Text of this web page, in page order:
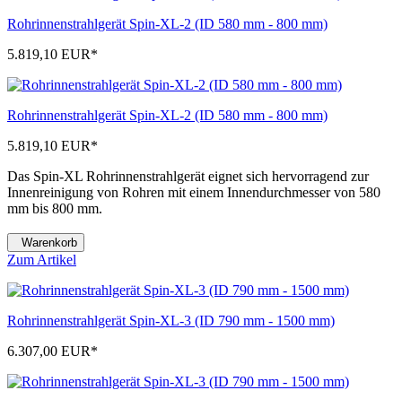
Rohrinnenstrahlgerät Spin-XL-2 (ID 580 mm - 800 mm)
5.819,10 EUR*
Rohrinnenstrahlgerät Spin-XL-2 (ID 580 mm - 800 mm)
5.819,10 EUR*
Das Spin-XL Rohrinnenstrahlgerät eignet sich hervorragend zur
Innenreinigung von Rohren mit einem Innendurchmesser von 580
mm bis 800 mm.
Warenkorb
Zum Artikel
Rohrinnenstrahlgerät Spin-XL-3 (ID 790 mm - 1500 mm)
6.307,00 EUR*